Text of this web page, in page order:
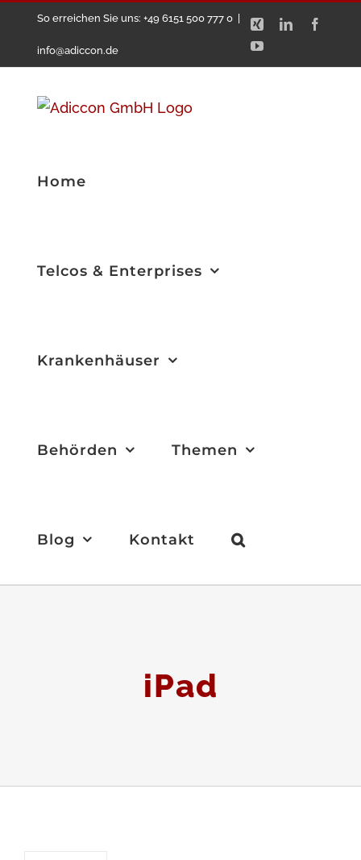
springen
So erreichen Sie uns: +49 6151 500 777 0
info@adiccon.de
Xing LinkedIn
YouTube
Home
Telcos & Enterprises
Krankenhäuser
Behörden Themen
Blog Kontakt
iPad